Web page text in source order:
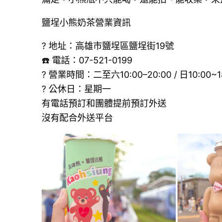
鹽埕小熊奶茶營業資訊
? 地址：高雄市鹽埕區鹽埕街19號
☎️ 電話：07-521-0199
? 營業時間：二至六10:00–20:00 / 日
? 公休日：星期一
有電話預訂和團體提前預訂外送
沒有配合外送平台